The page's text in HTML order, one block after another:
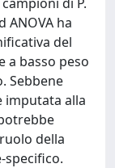
ANOVA ha
del
a basso peso
Sebbene
imputata alla
della
specifico.